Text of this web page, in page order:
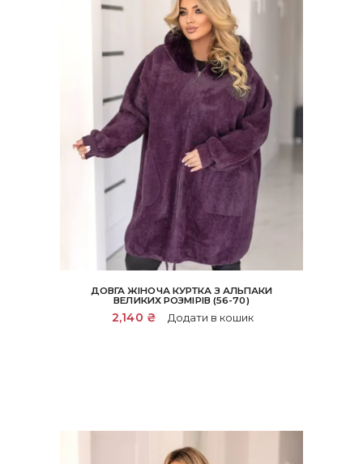
ДОВГА ЖІНОЧА КУРТКА З АЛЬПАКИ
ВЕЛИКИХ РОЗМІРІВ (56-70)
2,140 ₴ Додати в кошик